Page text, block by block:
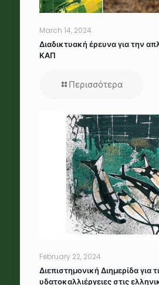
March 14, 2024
Διαδικτυακή έρευνα για την
ΚΑΠ
Περισσότερα
February 22, 2024
Διεπιστημονική Διημερίδα για
υδατοκαλλιέργειες στις